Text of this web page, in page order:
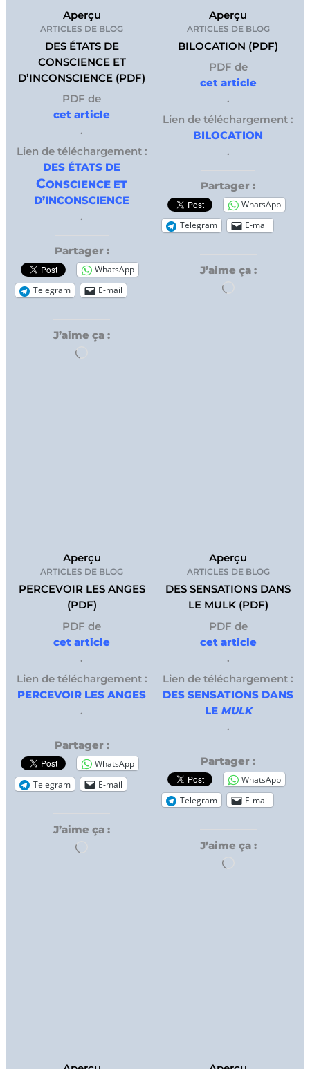
Aperçu
ARTICLES DE BLOG
DES ÉTATS DE
CONSCIENCE ET
D’INCONSCIENCE (PDF)
PDF de
cet article
.
Lien de téléchargement :
DES ÉTATS DE
CONSCIENCE ET
D’INCONSCIENCE
.
Partager :
WhatsApp
Telegram
E-mail
J’aime ça :
Aperçu
ARTICLES DE BLOG
BILOCATION (PDF)
PDF de
cet article
.
Lien de téléchargement :
BILOCATION
.
Partager :
WhatsApp
Telegram
E-mail
J’aime ça :
Aperçu
ARTICLES DE BLOG
PERCEVOIR LES ANGES
(PDF)
PDF de
cet article
.
Lien de téléchargement :
PERCEVOIR LES ANGES
.
Partager :
WhatsApp
Telegram
E-mail
J’aime ça :
Aperçu
ARTICLES DE BLOG
DES SENSATIONS DANS
LE MULK (PDF)
PDF de
cet article
.
Lien de téléchargement :
DES SENSATIONS DANS
LE MULK
.
Partager :
WhatsApp
Telegram
E-mail
J’aime ça :